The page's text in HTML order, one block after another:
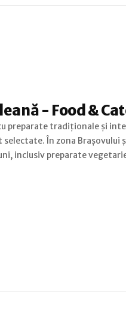
- Food &
preparate tradiționale și
În zona Brașovului
inclusiv preparate